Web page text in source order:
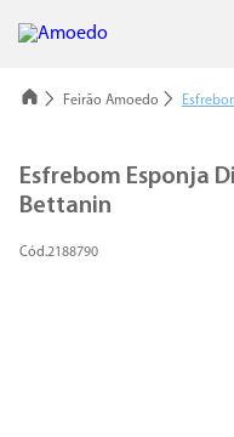
Feirão Amoedo
Esfrebom Esponja
Bettanin
2188790